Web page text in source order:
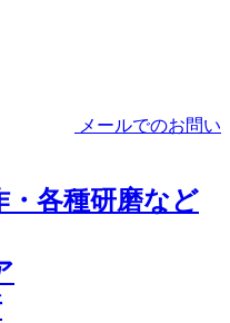
メールでのお問い
・各種研磨など